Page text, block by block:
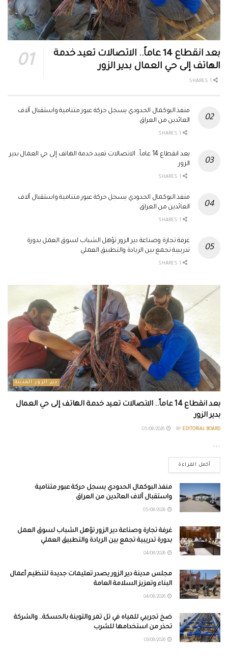
بعد انقطاع 14 عاماً.. الاتصالات تعيد خدمة
الهاتف إلى حي العمال بدير الزور
منفذ البوكمال الحدودي يسجل حركة عبور متنامية واستقبال آلاف
العائدين من العراق
بعد انقطاع 14 عاماً.. الاتصالات تعيد خدمة الهاتف إلى حي العمال بدير
الزور
منفذ البوكمال الحدودي يسجل حركة عبور متنامية واستقبال آلاف
العائدين من العراق
غرفة تجارة وصناعة دير الزور تؤهل الشباب لسوق العمل بدورة
تدريبية تجمع بين الريادة والتطبيق العملي
دير الزور المدينة
بعد انقطاع 14 عاماً.. الاتصالات تعيد خدمة الهاتف إلى حي العمال
بدير الزور
BY EDITORIAL BOARD
...
أكمل القراءة
منفذ البوكمال الحدودي يسجل حركة عبور متنامية
واستقبال آلاف العائدين من العراق
غرفة تجارة وصناعة دير الزور تؤهل الشباب لسوق العمل
بدورة تدريبية تجمع بين الريادة والتطبيق العملي
مجلس مدينة دير الزور يصدر تعليمات جديدة لتنظيم أعمال
البناء وتعزيز السلامة العامة
ضخ تجريبي للمياه في تل تمر والتوينة بالحسكة.. والشركة
تحذر من استخدامها للشرب